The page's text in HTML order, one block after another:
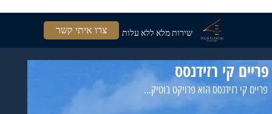
שירות מלא ללא עלות צרו איתי קשר
פריים קי רזידנסס
פריים קי רזידנסס הוא פרויקט בוטיק...